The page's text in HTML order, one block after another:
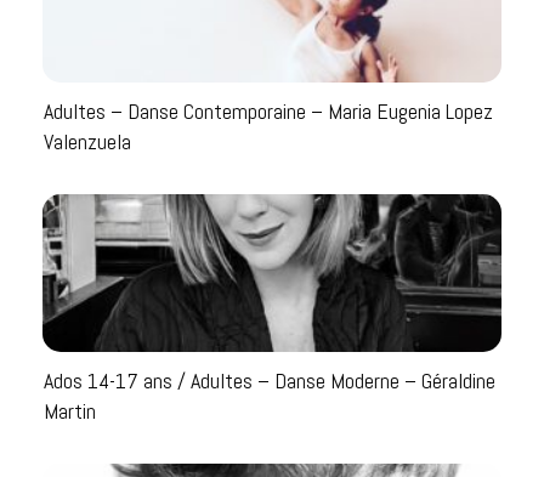
Adultes – Danse Contemporaine – Maria Eugenia Lopez
Valenzuela
Ados 14-17 ans / Adultes – Danse Moderne – Géraldine
Martin